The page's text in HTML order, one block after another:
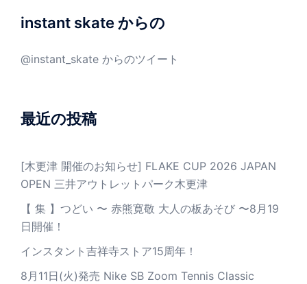
instant skate からの
@instant_skate からのツイート
最近の投稿
[木更津 開催のお知らせ] FLAKE CUP 2026 JAPAN
OPEN 三井アウトレットパーク木更津
【 集 】つどい 〜 赤熊寛敬 大人の板あそび 〜8月19
日開催！
インスタント吉祥寺ストア15周年！
8月11日(火)発売 Nike SB Zoom Tennis Classic